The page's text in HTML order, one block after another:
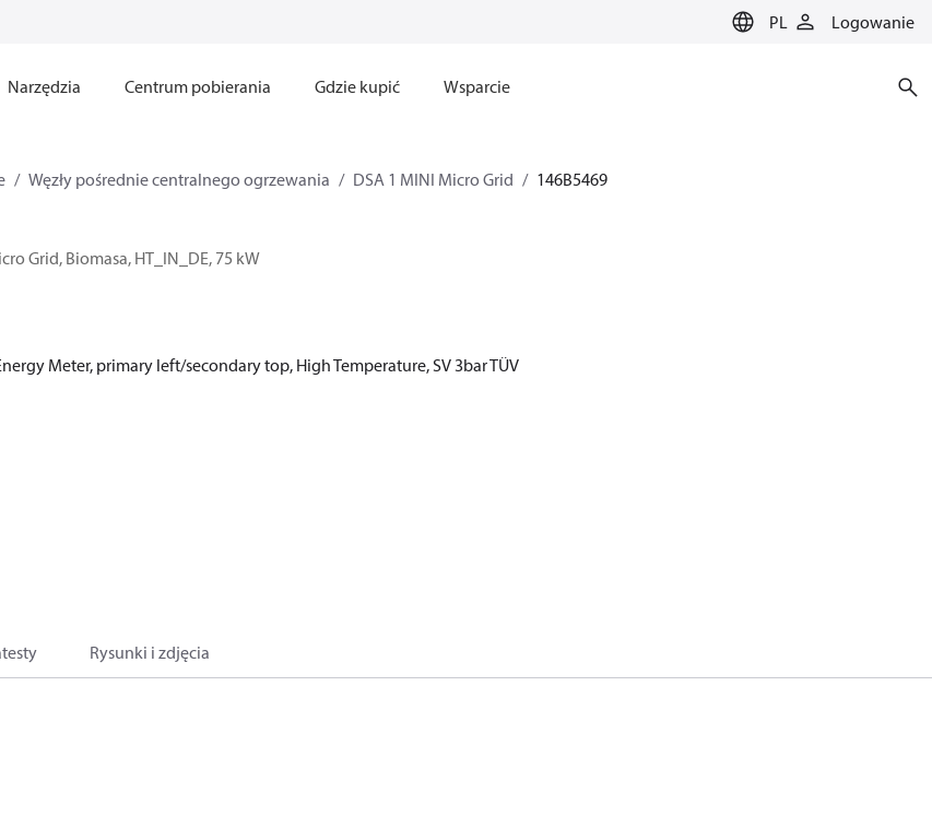
PL Logowanie
Narzędzia Centrum pobierania Gdzie kupić Wsparcie
Węzły pośrednie centralnego ogrzewania DSA 1 MINI Micro Grid 146B5469
Grid, Biomasa, HT_IN_DE, 75 kW
Meter, primary left/secondary top, High Temperature, SV 3bar TÜV
Rysunki i zdjęcia